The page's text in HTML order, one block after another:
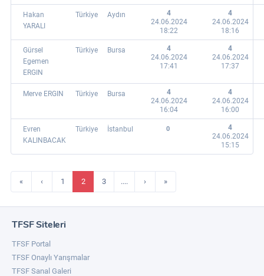
Hakan
YARALI
Türkiye Aydın
4
24.06.2024
18:22
4
24.06.2024
18:16
Gürsel
Egemen
ERGIN
Türkiye Bursa
4
24.06.2024
17:41
4
24.06.2024
17:37
Merve ERGIN Türkiye Bursa
4
24.06.2024
16:04
4
24.06.2024
16:00
Evren
KALINBACAK
Türkiye İstanbul 0
4
24.06.2024
15:15
« ‹ 1 2 3 .... › »
TFSF Siteleri
TFSF Portal
TFSF Onaylı Yarışmalar
TFSF Sanal Galeri